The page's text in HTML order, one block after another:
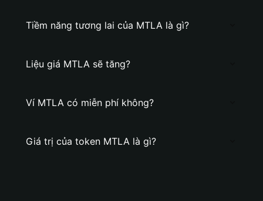
Tiềm năng tương lai của MTLA là gì?
Liệu giá MTLA sẽ tăng?
Ví MTLA có miễn phí không?
Giá trị của token MTLA là gì?